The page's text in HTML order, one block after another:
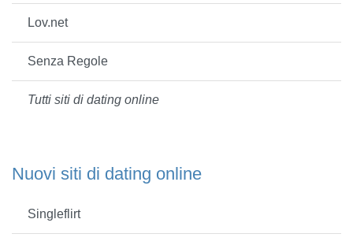
Lov.net
Senza Regole
Tutti siti di dating online
Nuovi siti di dating online
Singleflirt